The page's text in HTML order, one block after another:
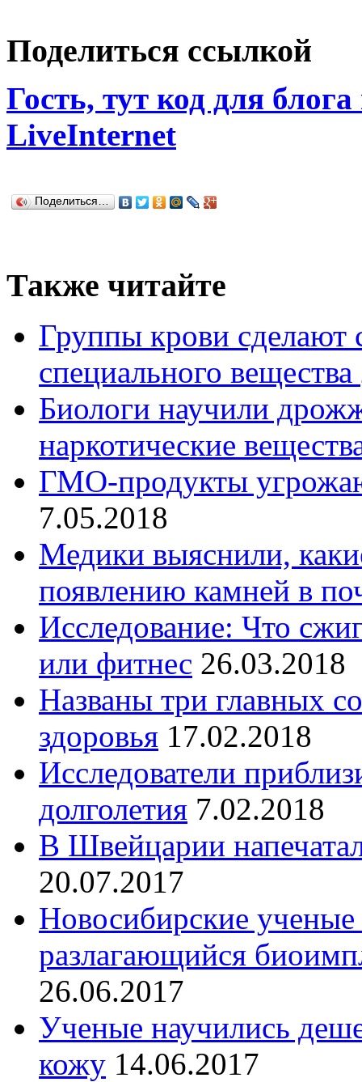
Поделиться ссылкой
Гость, тут код для
LiveInternet
Поделиться…
Также читайте
Группы крови
специального вещества
Биологи научили
наркотические
ГМО-продукты
7.05.2018
Медики выяснили,
появлению камней в
Исследование: Что
или фитнес 26.03.2018
Названы три главных
здоровья 17.02.2018
Исследователи
долголетия 7.02.2018
В Швейцарии
20.07.2017
Новосибирские
разлагающийся
26.06.2017
Ученые научились
кожу 14.06.2017